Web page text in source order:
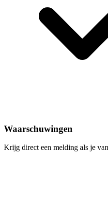
Waarschuwingen
Krijg direct een melding als je